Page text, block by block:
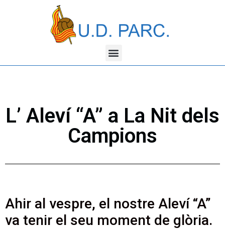
L’ Aleví “A” a La Nit dels
Campions
Ahir al vespre, el nostre Aleví “A”
va tenir el seu moment de glòria.